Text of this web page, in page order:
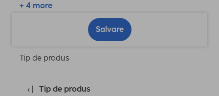
+ 4 more
Salvare
Tip de produs
Tip de produs